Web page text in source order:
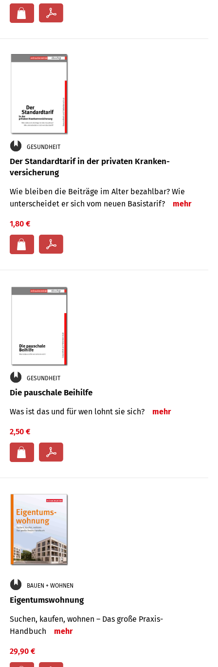
GESUNDHEIT
Der Standard­tarif in der privaten Kranken­
versicherung
Wie bleiben die Beiträge im Alter bezahlbar? Wie
unterscheidet er sich vom neuen Basistarif?
mehr
1,80 €
GESUNDHEIT
Die pauschale Beihilfe
Was ist das und für wen lohnt sie sich? mehr
2,50 €
BAUEN + WOHNEN
Eigentumswohnung
Suchen, kaufen, wohnen – Das große Praxis-
Handbuch
mehr
29,90 €